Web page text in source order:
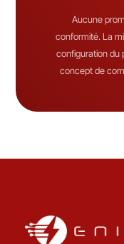
Aucune
conformité. La
configuration du
concept de